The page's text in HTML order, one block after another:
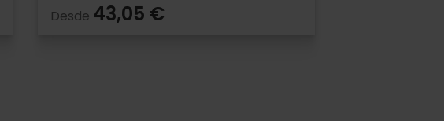
Desde 43,05 €